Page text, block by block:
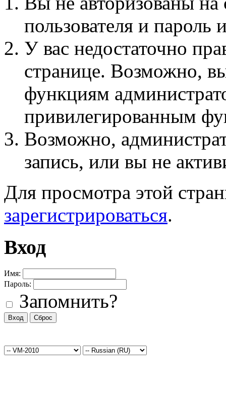
пользователя и пароль
У вас недостаточно
странице. Возможно,
функциям
привилегированным
Возможно,
запись, или вы не
Для просмотра этой
зарегистрироваться.
Вход
Имя:
Пароль:
Запомнить?